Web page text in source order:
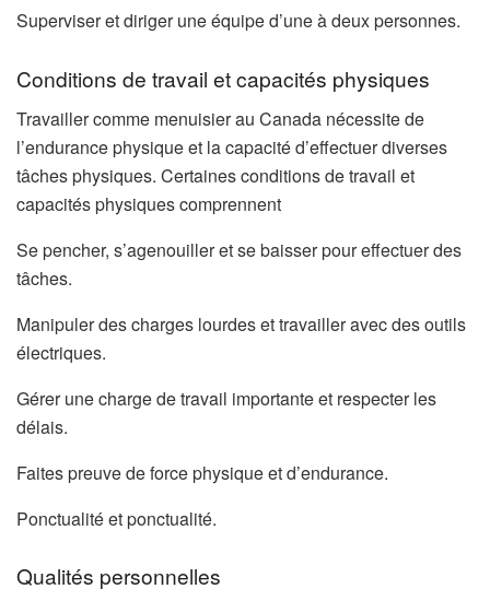
Superviser et diriger une équipe d’une à deux personnes.
Conditions de travail et capacités physiques
Travailler comme menuisier au Canada nécessite de
l’endurance physique et la capacité d’effectuer diverses
tâches physiques. Certaines conditions de travail et
capacités physiques comprennent
Se pencher, s’agenouiller et se baisser pour effectuer des
tâches.
Manipuler des charges lourdes et travailler avec des outils
électriques.
Gérer une charge de travail importante et respecter les
délais.
Faites preuve de force physique et d’endurance.
Ponctualité et ponctualité.
Qualités personnelles